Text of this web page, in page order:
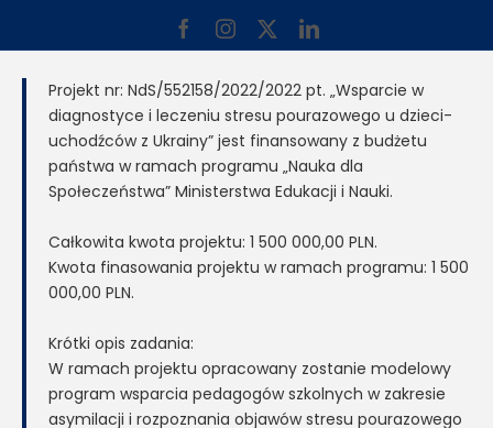
FacebookInstagram LinkedIn
Projekt nr: NdS/552158/2022/2022 pt. „Wsparcie w
diagnostyce i leczeniu stresu pourazowego u dzieci-
uchodźców z Ukrainy” jest finansowany z budżetu
państwa w ramach programu „Nauka dla
Społeczeństwa” Ministerstwa Edukacji i Nauki.
Całkowita kwota projektu: 1 500 000,00 PLN.
Kwota finasowania projektu w ramach programu: 1 500
000,00 PLN.
Krótki opis zadania:
W ramach projektu opracowany zostanie modelowy
program wsparcia pedagogów szkolnych w zakresie
asymilacji i rozpoznania objawów stresu pourazowego